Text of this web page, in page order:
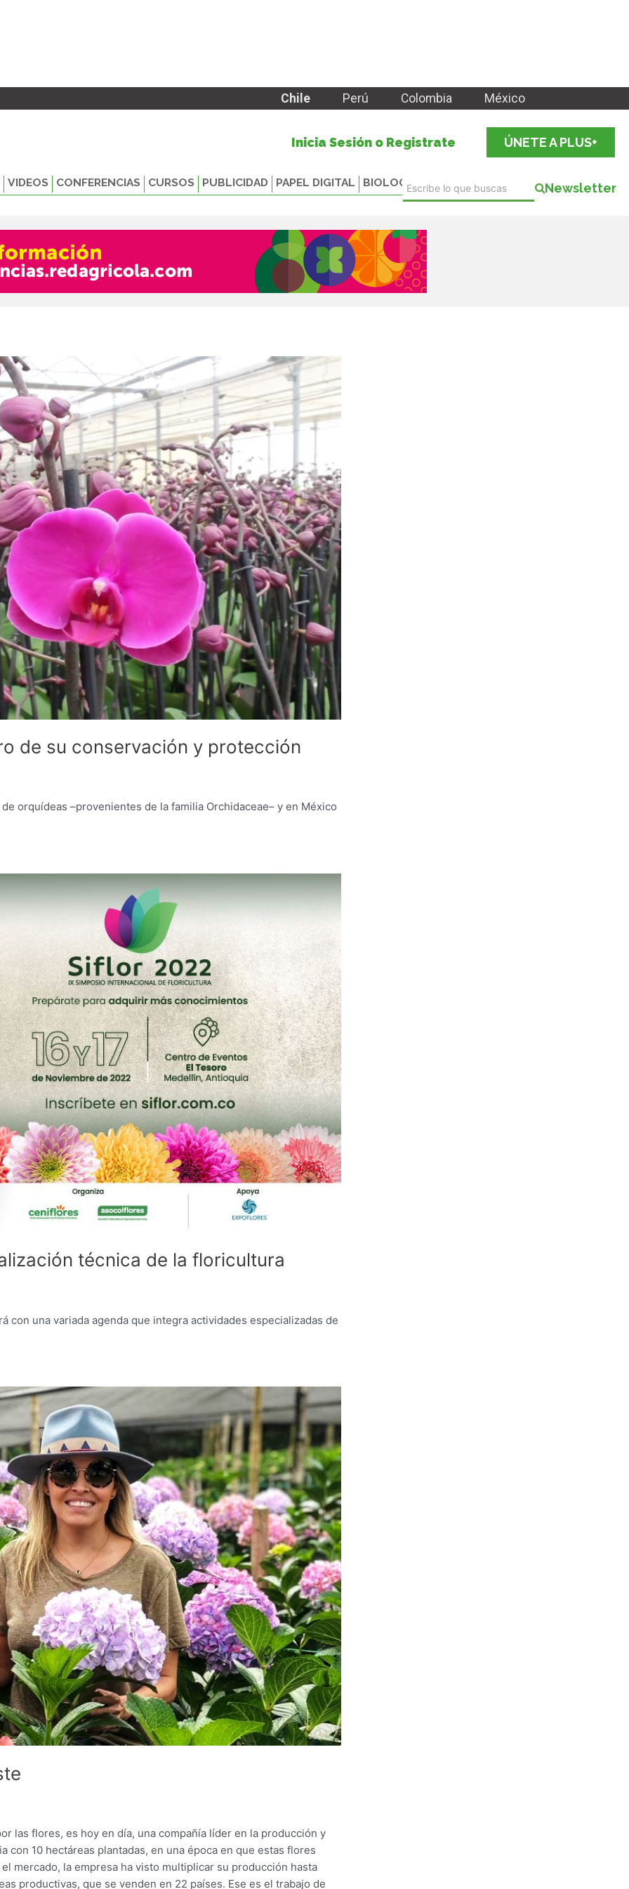
Chile Perú Colombia México
Inicia Sesión o Registrate ÚNETE A PLUS+
VIDEOS CONFERENCIAS CURSOS PUBLICIDAD PAPEL DIGITAL BIOLOGICALS Newsletter
de su conservación y protección
orquídeas –provenientes de la familia Orchidaceae– y en México
técnica de la floricultura
una variada agenda que integra actividades especializadas de
las flores, es hoy en día, una compañía líder en la producción y
10 hectáreas plantadas, en una época en que estas flores
mercado, la empresa ha visto multiplicar su producción hasta
productivas, que se venden en 22 países. Ese es el trabajo de